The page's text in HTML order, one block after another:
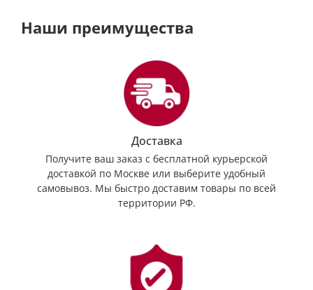
Наши преимущества
Доставка
Получите ваш заказ с бесплатной курьерской
доставкой по Москве или выберите удобный
самовывоз. Мы быстро доставим товары по всей
территории РФ.